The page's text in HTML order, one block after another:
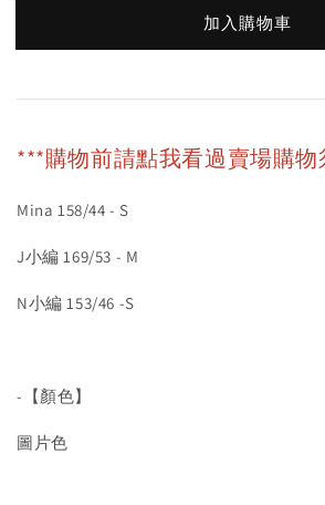
加入購物車
***購物前請點我看過賣場購物
Mina 158/44 - S
J小編 169/53 - M
N小編 153/46 -S
-【顏色】
圖片色